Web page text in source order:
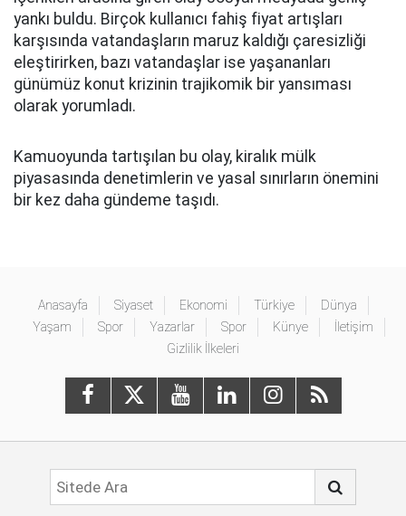
yankı buldu. Birçok kullanıcı fahiş fiyat artışları
karşısında vatandaşların maruz kaldığı çaresizliği
eleştirirken, bazı vatandaşlar ise yaşananları
günümüz konut krizinin trajikomik bir yansıması
olarak yorumladı.
Kamuoyunda tartışılan bu olay, kiralık mülk
piyasasında denetimlerin ve yasal sınırların önemini
bir kez daha gündeme taşıdı.
Anasayfa Siyaset Ekonomi Türkiye
Dünya
Yaşam
Spor Yazarlar Spor Künye
İletişim
Gizlilik İlkeleri